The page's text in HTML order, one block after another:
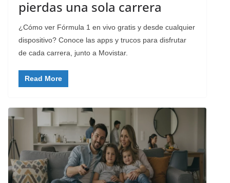
pierdas una sola carrera
¿Cómo ver Fórmula 1 en vivo gratis y desde cualquier
dispositivo? Conoce las apps y trucos para disfrutar
de cada carrera, junto a Movistar.
Read More